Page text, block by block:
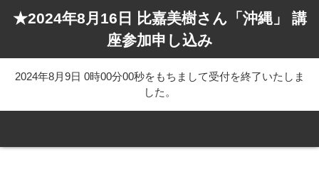
★2024年8月16日 比嘉美樹さん「沖縄」 講
座参加申し込み
2024年8月9日 0時00分00秒をもちまして受付を終了いたしま
した。